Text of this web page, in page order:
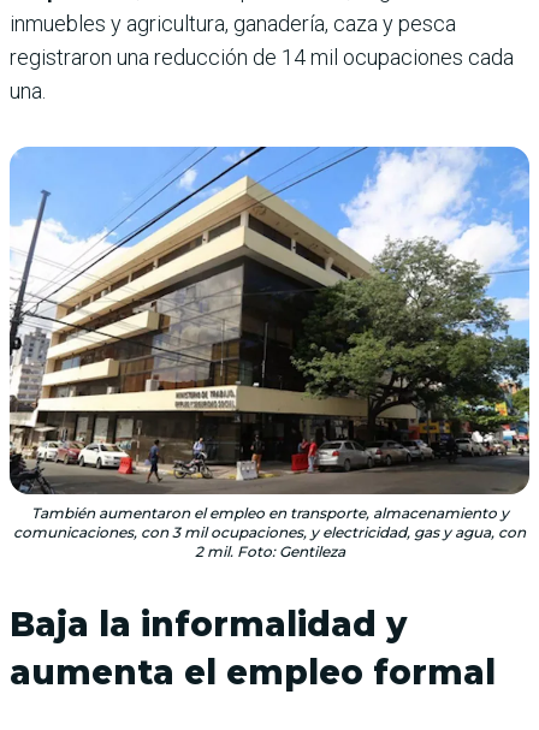
inmuebles y agricultura, ganadería, caza y pesca
registraron una reducción de 14 mil ocupaciones cada
una.
También aumentaron el empleo en transporte, almacenamiento y
comunicaciones, con 3 mil ocupaciones, y electricidad, gas y agua, con
2 mil. Foto: Gentileza
Baja la informalidad y
aumenta el empleo formal